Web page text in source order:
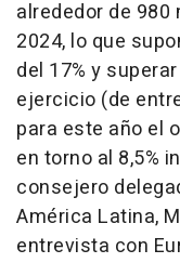
alrededor de 980
2024, lo que
del 17% y
ejercicio (de
para este año el
en torno al 8,5%
consejero
América Latina,
entrevista con